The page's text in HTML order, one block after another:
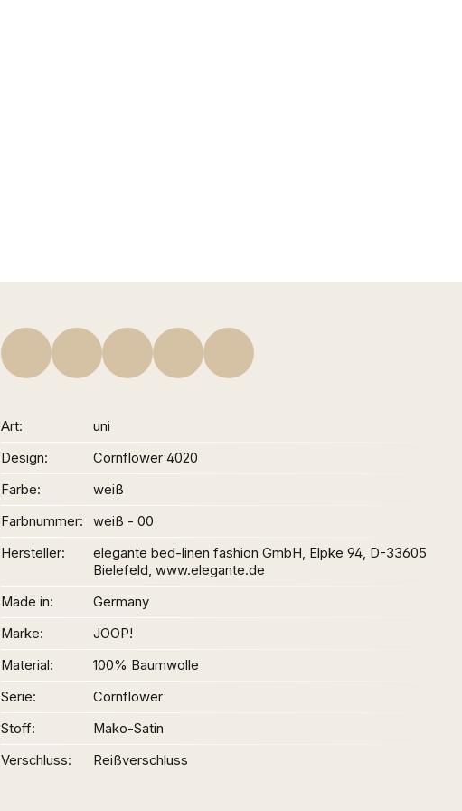
Art
uni
Design
Cornflower 4020
Farbe
weiß
Farbnummer
weiß - 00
Hersteller
elegante bed-linen fashion GmbH, Elpke 94, D-33605
Bielefeld, www.elegante.de
Made in
Germany
Marke
JOOP!
Material
100% Baumwolle
Serie
Cornflower
Stoff
Mako-Satin
Verschluss
Reißverschluss